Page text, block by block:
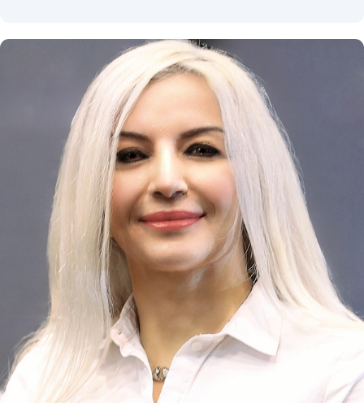
Fundadora e CEO, Developable || Presidente,
Open Source Matters Inc. || Presidente, Open
Source Web Alliance || Embaixador do Rise Report